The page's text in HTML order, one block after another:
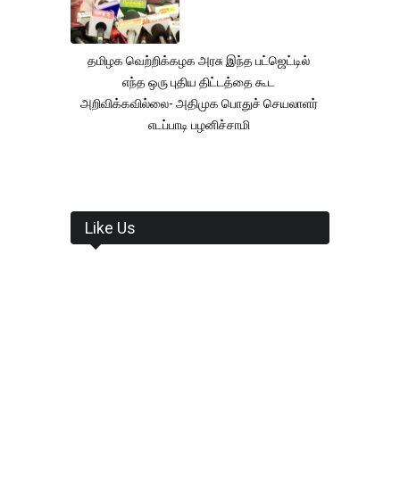
தமிழக வெற்றிக்கழக அரசு இந்த பட்ஜெட்டில்
எந்த ஒரு புதிய திட்டத்தை கூட
அறிவிக்கவில்லை- அதிமுக பொதுச் செயலாளர்
எடப்பாடி பழனிச்சாமி
Like Us